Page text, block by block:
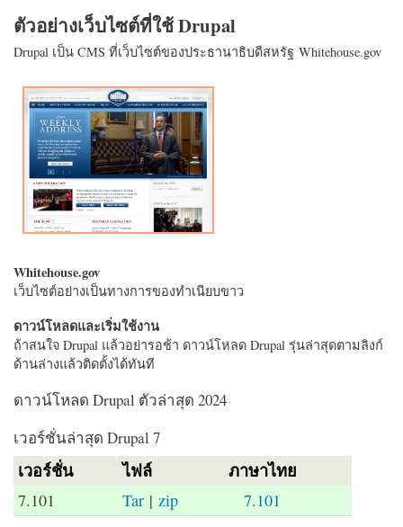
ตัวอย่างเว็บไซต์ที่ใช้ Drupal
Drupal เป็น CMS ที่เว็บไซต์ของประธานาธิบดีสหรัฐ Whitehouse.gov
Whitehouse.gov
เว็บไซต์อย่างเป็นทางการของทำเนียบขาว
ดาวน์โหลดและเริ่มใช้งาน
ถ้าสนใจ Drupal แล้วอย่ารอช้า ดาวน์โหลด Drupal รุ่นล่าสุดตามลิงก์
ด้านล่างแล้วติดตั้งได้ทันที
ดาวน์โหลด Drupal ตัวล่าสุด 2024
เวอร์ชั่นล่าสุด Drupal 7
เวอร์ชั่น ไฟล์ ภาษาไทย
7.101 Tar |zip 7.101